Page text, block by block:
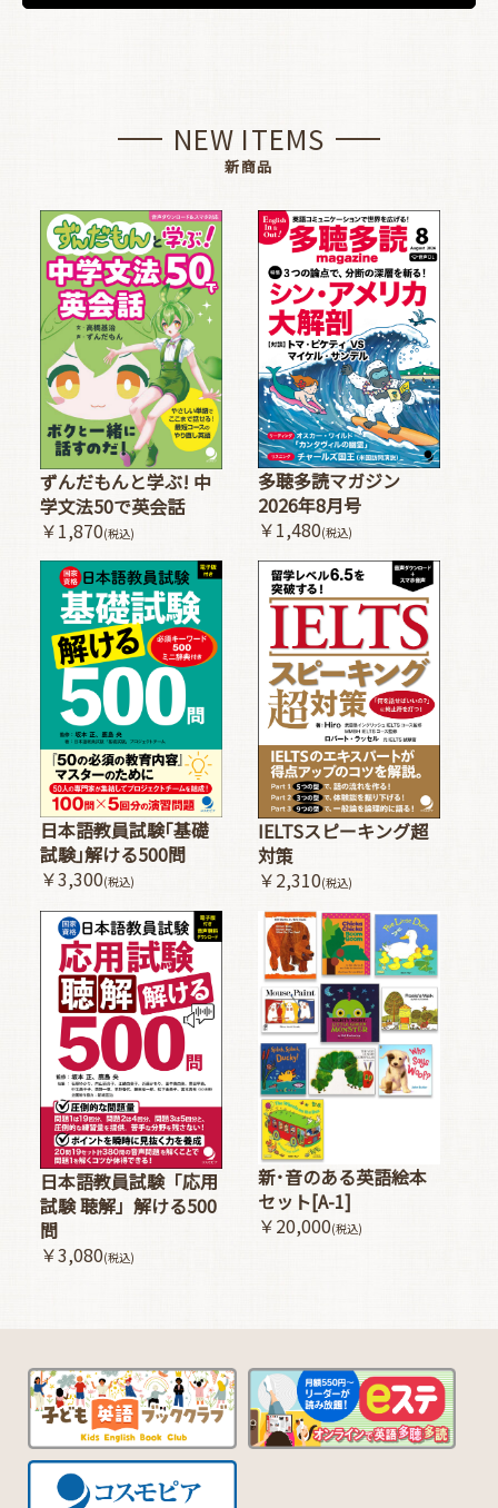
NEW ITEMS
新商品
ずんだもんと学ぶ! 中
学文法50で英会話
￥1,870(税込)
多聴多読マガジン
2026年8月号
￥1,480(税込)
日本語教員試験｢基礎
試験｣解ける500問
￥3,300(税込)
IELTSスピーキング超
対策
￥2,310(税込)
日本語教員試験「応用
試験 聴解」解ける500
問
￥3,080(税込)
新･音のある英語絵本
セット[A-1]
￥20,000(税込)